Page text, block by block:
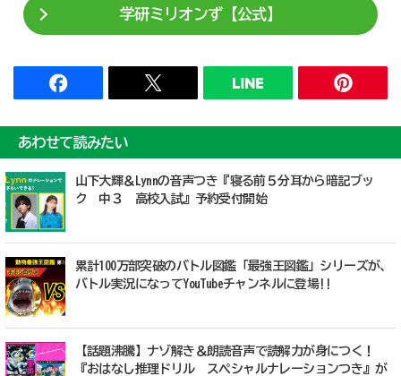
学研ミリオンず【公式】
あわせて読みたい
山下大輝＆Lynnの音声つき『寝る前５分耳から暗記ブッ
ク 中３ 高校入試』予約受付開始
累計100万部突破のバトル図鑑「最強王図鑑」シリーズが、
バトル実況になってYouTubeチャンネルに登場!!
【話題沸騰】ナゾ解き＆朗読音声で読解力が身につく！
『おはなし推理ドリル スペシャルナレーションつき』が